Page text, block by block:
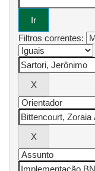
Filtros correntes: